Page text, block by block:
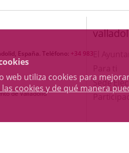
web utiliza cookies para
cookies y de qué manera
España. Teléfono: +34 983
de Valladolid
Sede